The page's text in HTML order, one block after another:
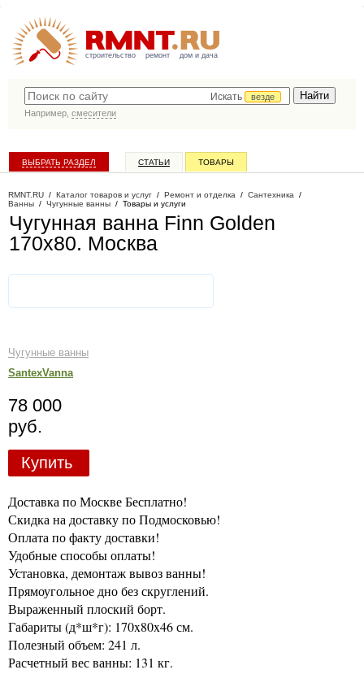
строительство ремонт дом и дача
Искать
везде
Например, смесители
ВЫБРАТЬ РАЗДЕЛ СТАТЬИ ТОВАРЫ
RMNT.RU / Каталог товаров и услуг / Ремонт и отделка / Сантехника /
Ванны / Чугунные ванны / Товары и услуги
Чугунная ванна Finn Golden
170x80. Москва
Чугунные ванны
SantexVanna
78 000
руб.
Купить
Доставка по Москве Бесплатно!
Скидка на доставку по Подмосковью!
Оплата по факту доставки!
Удобные способы оплаты!
Установка, демонтаж вывоз ванны!
Прямоугольное дно без скруглений.
Выраженный плоский борт.
Габариты (д*ш*г): 170x80x46 см.
Полезный объем: 241 л.
Расчетный вес ванны: 131 кг.